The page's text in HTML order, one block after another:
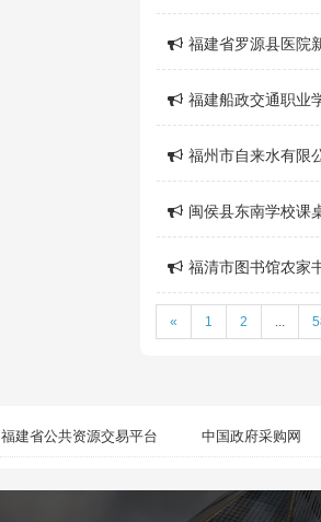
福建省罗源县医院
福建船政交通职业
福州市自来水有限
闽侯县东南学校课
福清市图书馆农家
« 1 2 ...
福建省公共资源交易平台 中国政府采购网